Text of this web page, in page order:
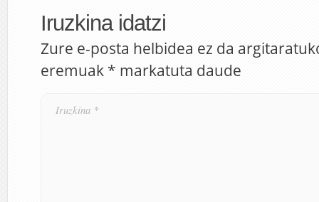
Iruzkina idatzi
Zure e-posta helbidea ez da
eremuak * markatuta daude